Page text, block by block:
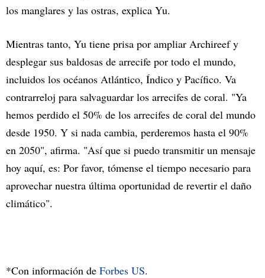
los manglares y las ostras, explica Yu.
Mientras tanto, Yu tiene prisa por ampliar Archireef y
desplegar sus baldosas de arrecife por todo el mundo,
incluidos los océanos Atlántico, Índico y Pacífico. Va
contrarreloj para salvaguardar los arrecifes de coral. "Ya
hemos perdido el 50% de los arrecifes de coral del mundo
desde 1950. Y si nada cambia, perderemos hasta el 90%
en 2050", afirma. "Así que si puedo transmitir un mensaje
hoy aquí, es: Por favor, tómense el tiempo necesario para
aprovechar nuestra última oportunidad de revertir el daño
climático".
*Con información de Forbes US.